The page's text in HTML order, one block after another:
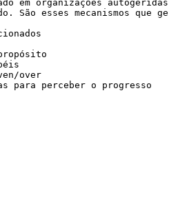
em organizações
São esses mecanismos
over